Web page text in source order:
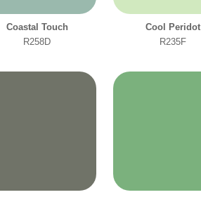
Coastal Touch
R258D
Cool Peridot
R235F